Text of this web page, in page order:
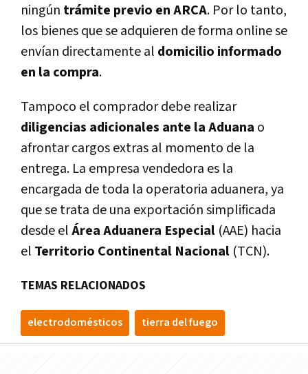
ningún trámite previo en ARCA. Por lo tanto,
los bienes que se adquieren de forma online se
envían directamente al domicilio informado
en la compra.
Tampoco el comprador debe realizar
diligencias adicionales ante la Aduana o
afrontar cargos extras al momento de la
entrega. La empresa vendedora es la
encargada de toda la operatoria aduanera, ya
que se trata de una exportación simplificada
desde elÁrea Aduanera Especial (AAE) hacia
el Territorio Continental Nacional (TCN).
TEMAS RELACIONADOS
electrodomésticos tierra del fuego